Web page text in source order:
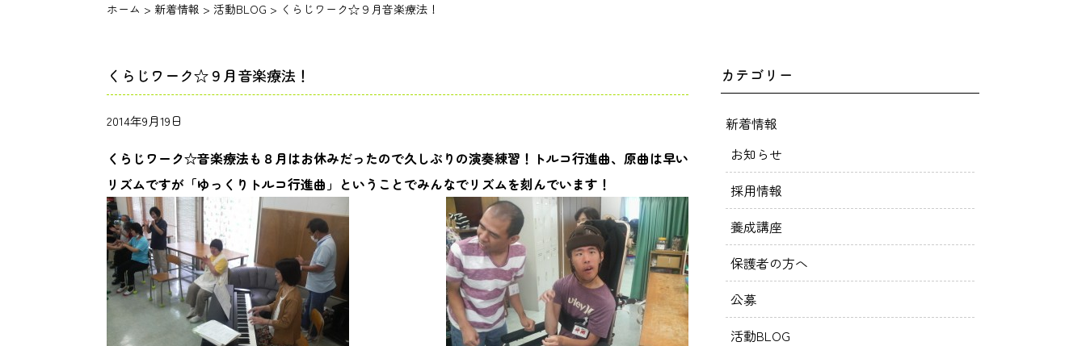
ホーム > 新着情報 > 活動BLOG > くらじワーク☆９月音楽療法！
くらじワーク☆９月音楽療法！
2014年9月19日
くらじワーク☆音楽療法も８月はお休みだったので久しぶりの演奏練習！トルコ行進曲、原曲は早い
リズムですが 「ゆっくりトルコ行進曲」ということでみんなでリズムを刻んでいます！
カテゴリー
新着情報
お知らせ
採用情報
養成講座
保護者の方へ
公募
活動BLOG